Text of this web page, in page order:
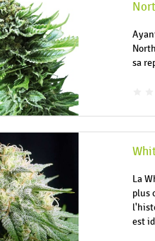
sa
La
plus
est